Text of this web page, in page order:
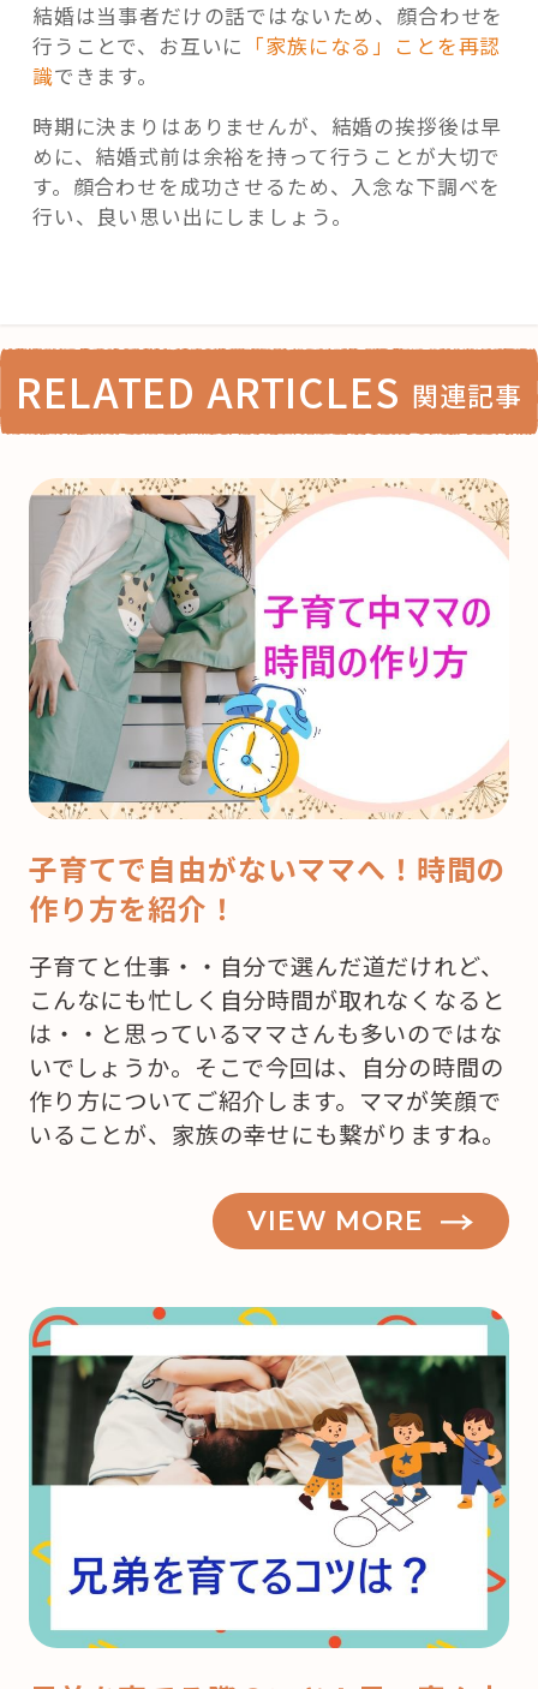
結婚は当事者だけの話ではないため、顔合わせを
行うことで、お互いに 「家族になる」ことを再認
識できます。
時期に決まりはありませんが、結婚の挨拶後は早
めに、結婚式前は余裕を持って行うことが大切で
す。顔合わせを成功させるため、入念な下調べを
行い、良い思い出にしましょう。
RELATED ARTICLES 関連記事
子育てで自由がないママへ！時間の
作り方を紹介！
子育てと仕事・・自分で選んだ道だけれど、
こんなにも忙しく自分時間が取れなくなると
は・・と思っているママさんも多いのではな
いでしょうか。そこで今回は、自分の時間の
作り方についてご紹介します。ママが笑顔で
いることが、家族の幸せにも繋がりますね。
VIEW MORE